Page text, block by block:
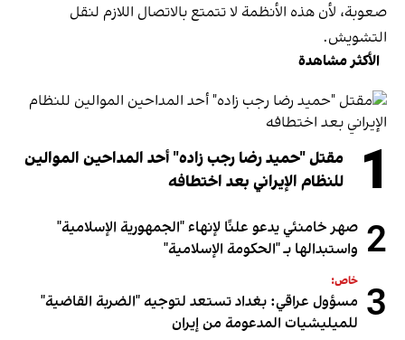
صعوبة، لأن هذه الأنظمة لا تتمتع بالاتصال اللازم لنقل
التشويش.
الأكثر مشاهدة
1
مقتل "حميد رضا رجب زاده" أحد المداحين الموالين
للنظام الإيراني بعد اختطافه
2 صهر خامنئي يدعو علنًا لإنهاء "الجمهورية الإسلامية"
واستبدالها بـ "الحكومة الإسلامية"
3 خاص:
مسؤول عراقي: بغداد تستعد لتوجيه "الضربة القاضية"
للميليشيات المدعومة من إيران